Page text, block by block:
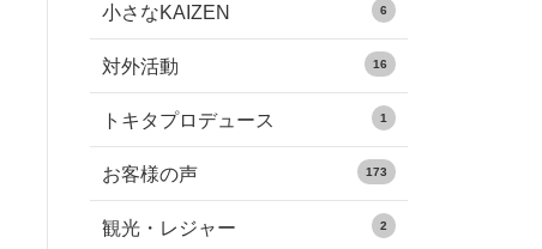
小さなKAIZEN 6
対外活動 16
トキタプロデュース 1
お客様の声 173
観光・レジャー 2